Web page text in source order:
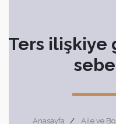
Ters ilişkiye
Anasayfa
Aile ve